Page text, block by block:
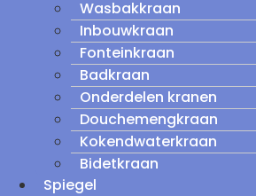
Wasbakkraan
Inbouwkraan
Fonteinkraan
Badkraan
Onderdelen kranen
Douchemengkraan
Kokendwaterkraan
Bidetkraan
Spiegel